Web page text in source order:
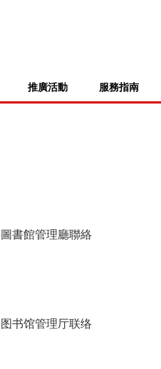
推廣活動 服務指南
書館管理廳聯絡
书馆管理厅联络